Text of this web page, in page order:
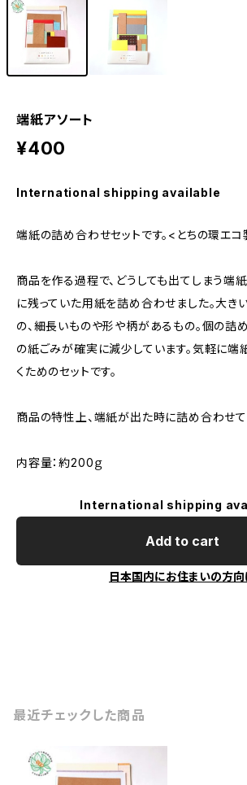
端紙アソート
¥400
International shipping available
端紙の詰め合わせセットです。<とちの環エ
商品を作る過程で、どうしても出てしまう端
に残っていた用紙を詰め合わせました。大き
の、細長いものや形や柄があるもの。個の詰
の紙ごみが確実に減少しています。気軽に端
くためのセットです。
商品の特性上、端紙が出た時に詰め合わせて
内容量：約200ｇ
International shipping
Add to cart
日本国内にお住まいの方向
最近チェックした商品